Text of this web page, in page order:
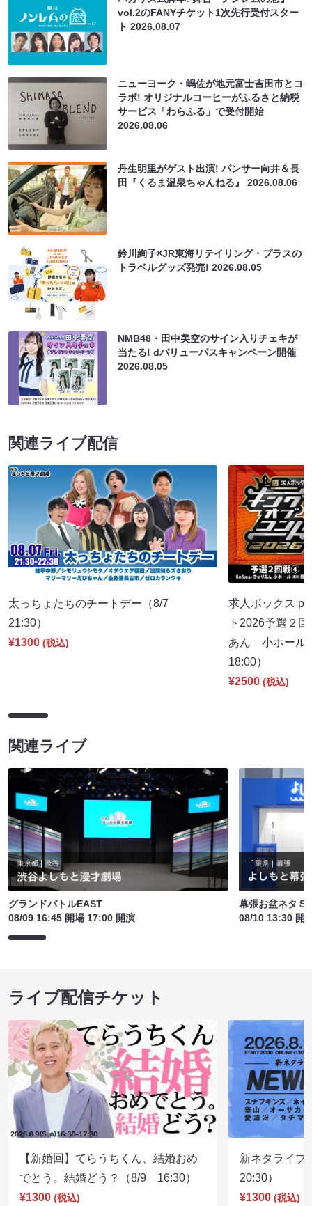
vol.2のFANYチケット1次先行受付スター
ト2026.08.07
ニューヨーク・嶋佐が地元富士吉田市とコ
ラボ! オリジナルコーヒーがふるさと納税
サービス「わらふる」で受付開始
2026.08.06
丹生明里がゲスト出演! パンサー向井＆長
田『くるま温泉ちゃんねる』2026.08.06
鈴川絢子×JR東海リテイリング・プラスの
トラベルグッズ発売!2026.08.05
NMB48・田中美空のサイン入りチェキが
当たる! dバリューパスキャンペーン開催
2026.08.05
関連ライブ配信
太っちょたちのチートデー（8/7
21:30）
¥1300 (税込)
求人ボックス
ト2026予選２
あん 小ホール
18:00）
¥2500 (税込)
関連ライブ
グランドバトルEAST
08/09 16:45 開場 17:00 開演
幕張お盆ネタＳ
08/10 13:30 開
ライブ配信チケット
【新婚回】てらうちくん、結婚おめ
でとう。結婚どう？（8/9 16:30）
¥1300 (税込)
新ネタライ
20:30）
¥1300 (税込)